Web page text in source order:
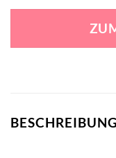
BESCHREIBUNG